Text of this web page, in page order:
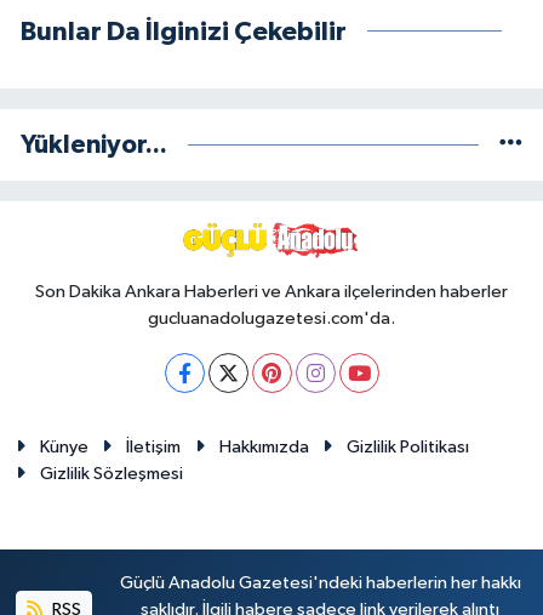
Bunlar Da İlginizi Çekebilir
Yükleniyor...
Son Dakika Ankara Haberleri ve Ankara ilçelerinden haberler
gucluanadolugazetesi.com'da.
Künye İletişim Hakkımızda
Gizlilik Politikası
Gizlilik Sözleşmesi
RSS
Güçlü Anadolu Gazetesi'ndeki haberlerin her hakkı
saklıdır. İlgili habere sadece link verilerek alıntı